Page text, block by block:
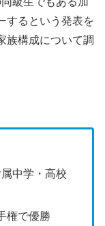
するという発表を
族構成について調
中学・高校
権で優勝